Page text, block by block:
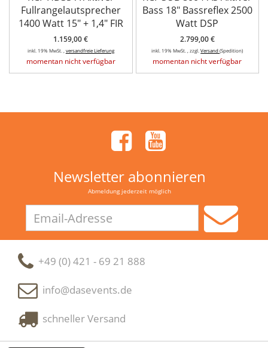
Fullrangelautsprecher
1400 Watt 15" + 1,4" FIR
1.159,00 €
inkl. 19% MwSt. , versandfreie Lieferung
momentan nicht verfügbar
Bass 18" Bassreflex 2500
Watt DSP
2.799,00 €
inkl. 19% MwSt. , zzgl.Versand(Spedition)
momentan nicht verfügbar
Newsletter abonnieren
Abmeldung jederzeit möglich
Adresse
+49 (0) 421 - 69 21 888
info@dasevents.de
schneller Versand